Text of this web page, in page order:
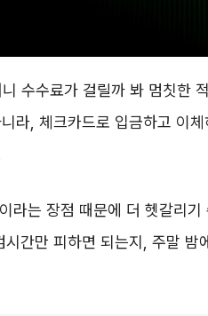
수수료가 걸릴까 봐 멈칫한
라, 체크카드로 입금하고 이
라는 장점 때문에 더 헷갈리기
간만 피하면 되는지, 주말 밤